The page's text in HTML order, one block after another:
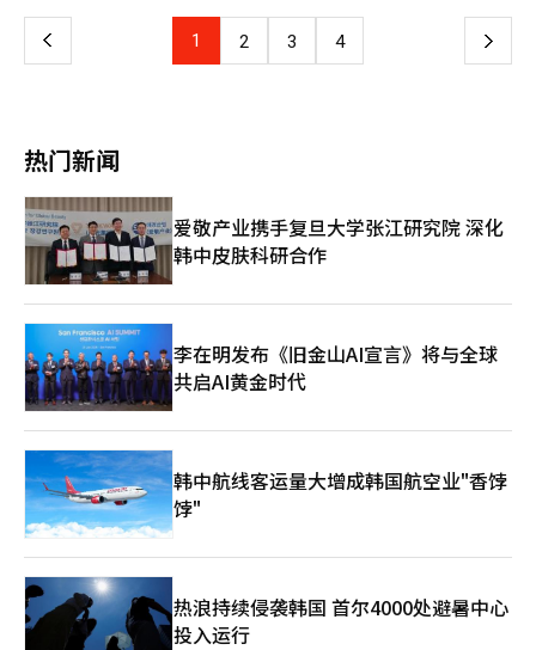
旅游不仅要让人们来拍照后离开，更要让资本流入地方，形成经济
良性循环的产业。如果地方居民能从旅游产业中获利，就会创造高
质量的就业机会，之后通勤人口也会增加。这是最理想的良性循环
的项目预算或专注于季节性生意，就无法打破人才流失到首都圈的
恶性循环。” 为了克服这些结构性局限，持续推动以5极3特大型
旅游区和旅游新村运动为中心的现场政策，最终需要一个宏观的行
政指挥中心和相应的法律保障网络。政府在4月提升了旅游控制
塔“国家旅游战略会议”，由总统主导，以确保各部门分散的旅游
政策的强大推动力，这也是出于这一考虑。 在总统主导的控制塔
成立后，因部门间意见不合而进展缓慢的法律改革和监管创新也开
始加速。政府与国会已着手全面修订自1970年代制定以来未发生
重大变化的《旅游基本法》和《旅游振兴法》等相关法律。这是为
了跟上快速变化的全球趋势和数字环境，并为国内中小旅游创业公
司提供法律地位以便竞争，创造创新生态系统。为此，针对小规模
和分散型开发的大胆监管特例和新服务监管快速通道将成为核心政
之急。每当举办大型活动时，住宿基础设施的局限和部分商家的不
当行为被认为是损害国家战略产业信任度的主要原因。崔部长曾表
示，针对防弹少年团（BTS）在釜山演出时引发的住宿问题争
议，“根本上存在外地游客无法容纳的绝对住宿基础设施不足的问
题”，并提出在长期基础设施扩充的同时，利用寺庙住宿或企业及
公共机构的培训设施作为“缓冲基础设施”的双轨战略。 尤其是
对于强制取消预订后再涨价等违反常识的宰客行为，将被视为“无
视消费者的行为”，文化体育观光部与地方政府、旅游及住宿协会
将紧密合作，坚决执行零容忍原则。
式。特别是随着移动商品券支付、预申请系统等数字化行政的结
合，政策执行方式也在发生变化。在地方政府将旅游作为地区经济
复苏的核心手段的背景下，预计未来将进一步扩大结合环保、停留
困难的地区注入新活力，并为国民提供经济实惠且愉快的国内旅行
本报道经人工智能（AI）系统翻译与编辑。
欽）、协会及团体（赵永基、黄成益、金永满）讨论了游戏相关的
主要课题和政策。委员们表示，20年前的“海洋故事”事件仍然束
能尽快解决这些问题”。崔部长回应称，“正在考虑放宽监管，但
也有副作用的问题”，并表示“在社会可接受的范围内逐步推进解
决方案”。安阳大学游戏内容学教授李承勋指出，游戏公司因奖品
问题难以积累用户数据。他表示，“谷歌和苹果不向开发商公开用
户信息，因奖品问题导致相关营销费用增加，但无法积累用户数
据”。关于人工智能（AI）的讨论也很活跃。崔部长表示，“IT技
术发展的前沿产业是游戏”，并请求行业提供建议以便政府支持游
戏行业不落后于AI技术成就。行业批评称，相关支持项目的标准仍
停留在过去。Wonder Potion公司代表刘承贤表示，“AI的发展使
得小团队也能制作游戏，但韩国内容振兴院的支持项目仍以过去的
标准为准”，并建议“应根据时代变化放宽标准”。会议还讨论了
非法游戏私服的根除、游戏领域每周52小时制度的灵活化、游戏制
作费用税收减免等第一分科会议提出的主要课题的后续进展。崔部
戏制作费用税收减免将于明年引入。此外，由Nexon出资600亿韩
元设立的1200亿韩元游戏基金将集中支持中小型游戏公司和独立
游戏公司。
上 1 2 3 4 下
热门新闻
爱敬产业携手复旦大学张江研究院 深化
韩中皮肤科研合作
李在明发布《旧金山AI宣言》将与全球
共启AI黄金时代
韩中航线客运量大增成韩国航空业"香饽
饽"
热浪持续侵袭韩国 首尔4000处避暑中心
投入运行